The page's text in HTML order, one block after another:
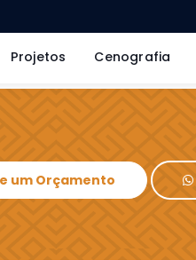
Projetos Cenografia
um Orçamento